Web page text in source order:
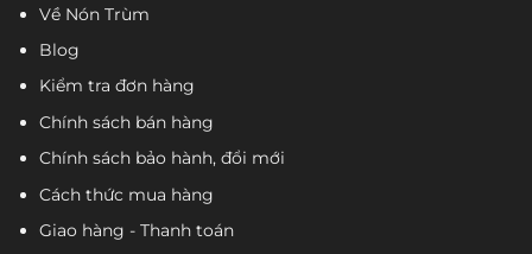
Về Nón Trùm
Blog
Kiểm tra đơn hàng
Chính sách bán hàng
Chính sách bảo hành, đổi mới
Cách thức mua hàng
Giao hàng - Thanh toán